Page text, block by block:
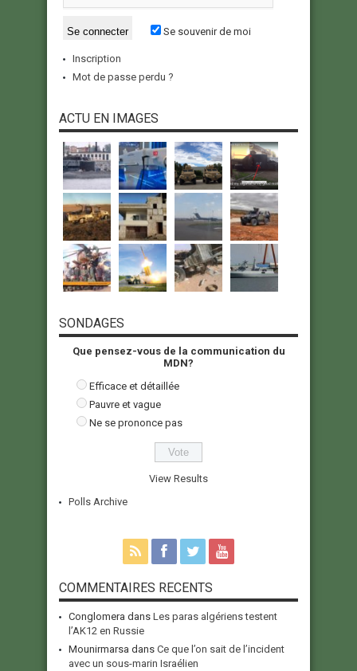
Se souvenir de moi
Inscription
Mot de passe perdu ?
ACTU EN IMAGES
SONDAGES
Que pensez-vous de la communication du
MDN?
Efficace et détaillée
Pauvre et vague
Ne se prononce pas
View Results
Polls Archive
COMMENTAIRES RECENTS
Conglomera dans Les paras algériens testent
l’AK12 en Russie
Mounirmarsa dans Ce que l’on sait de l’incident
avec un sous-marin Israélien